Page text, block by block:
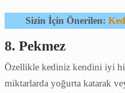
Sizin İçin Önerilen:
8. Pekmez
Özellikle kediniz kendini iyi
miktarlarda yoğurta katarak